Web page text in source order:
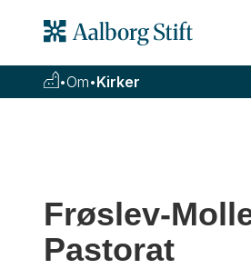
•Om•Kirker
Frøslev-
Pastorat